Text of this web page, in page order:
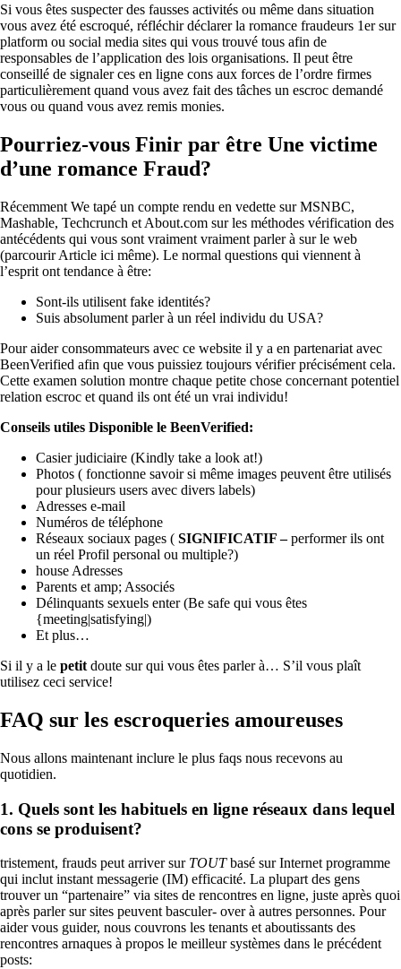
Si vous êtes suspecter des fausses activités ou même dans situation
vous avez été escroqué, réfléchir déclarer la romance fraudeurs 1er sur
platform ou social media sites qui vous trouvé tous afin de
responsables de l’application des lois organisations. Il peut être
conseillé de signaler ces en ligne cons aux forces de l’ordre firmes
particulièrement quand vous avez fait des tâches un escroc demandé
vous ou quand vous avez remis monies.
Pourriez-vous Finir par être Une victime
d’une romance Fraud?
Récemment We tapé un compte rendu en vedette sur MSNBC,
Mashable, Techcrunch et About.com sur les méthodes vérification des
antécédents qui vous sont vraiment vraiment parler à sur le web
(parcourir Article ici même). Le normal questions qui viennent à
l’esprit ont tendance à être:
Sont-ils utilisent fake identités?
Suis absolument parler à un réel individu du USA?
Pour aider consommateurs avec ce website il y a en partenariat avec
BeenVerified afin que vous puissiez toujours vérifier précisément cela.
Cette examen solution montre chaque petite chose concernant potentiel
relation escroc et quand ils ont été un vrai individu!
Conseils utiles Disponible le BeenVerified:
Casier judiciaire (Kindly take a look at!)
Photos ( fonctionne savoir si même images peuvent être utilisés
pour plusieurs users avec divers labels)
Adresses e-mail
Numéros de téléphone
Réseaux sociaux pages ( SIGNIFICATIF –performer ils ont
un réel Profil personal ou multiple?)
house Adresses
Parents et amp; Associés
Délinquants sexuels enter (Be safe qui vous êtes
{meeting|satisfying|)
Et plus…
Si il y a le petit doute sur qui vous êtes parler à… S’il vous plaît
utilisez ceci service!
FAQ sur les escroqueries amoureuses
Nous allons maintenant inclure le plus faqs nous recevons au
quotidien.
1. Quels sont les habituels en ligne réseaux dans lequel
cons se produisent?
tristement, frauds peut arriver sur TOUTbasé sur Internet programme
qui inclut instant messagerie (IM) efficacité. La plupart des gens
trouver un “partenaire” via sites de rencontres en ligne, juste après quoi
après parler sur sites peuvent basculer- over à autres personnes. Pour
aider vous guider, nous couvrons les tenants et aboutissants des
rencontres arnaques à propos le meilleur systèmes dans le précédent
posts: